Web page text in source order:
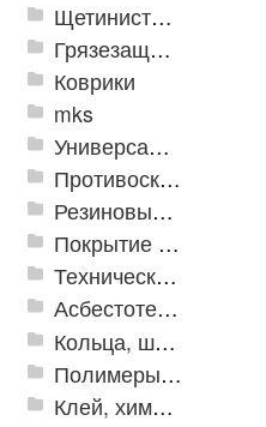
Щетинистые покрытия
Грязезащитные, влаговпитывающие покрытия
Коврики
mks
Универсальные модульные покрытия
Противоскользящая защита для лестниц, профили, ленты
Резиновые и ПВХ дорожки
Покрытие из резиновой крошки
Техническая резина
Асбестотехнические и теплоизоляционные материалы
Кольца, шайбы, манжеты
Полимеры и пластики
Клей, химия, сопутствующие товары